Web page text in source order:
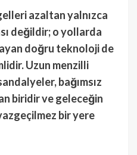
azaltan yalnızca
değildir; o yollarda
doğru teknoloji de
Uzun menzilli
bağımsız
biridir ve geleceğin
bir yere